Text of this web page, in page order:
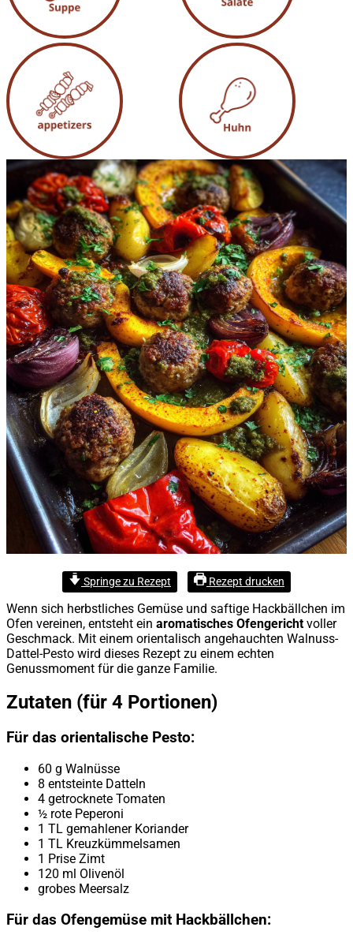
Springe zu Rezept Rezept drucken
Wenn sich herbstliches Gemüse und saftige Hackbällchen im
Ofen vereinen, entsteht ein aromatisches Ofengericht voller
Geschmack. Mit einem orientalisch angehauchten Walnuss-
Dattel-Pesto wird dieses Rezept zu einem echten
Genussmoment für die ganze Familie.
Zutaten (für 4 Portionen)
Für das orientalische Pesto:
60 g Walnüsse
8 entsteinte Datteln
4 getrocknete Tomaten
½ rote Peperoni
1 TL gemahlener Koriander
1 TL Kreuzkümmelsamen
1 Prise Zimt
120 ml Olivenöl
grobes Meersalz
Für das Ofengemüse mit Hackbällchen: